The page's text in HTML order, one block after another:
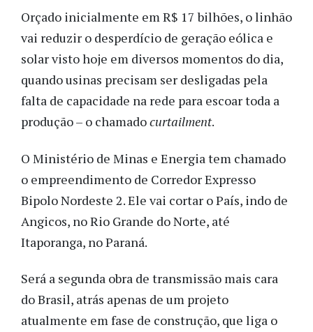
Orçado inicialmente em R$ 17 bilhões, o linhão
vai reduzir o desperdício de geração eólica e
solar visto hoje em diversos momentos do dia,
quando usinas precisam ser desligadas pela
falta de capacidade na rede para escoar toda a
produção – o chamadocurtailment.
O Ministério de Minas e Energia tem chamado
o empreendimento de Corredor Expresso
Bipolo Nordeste 2. Ele vai cortar o País, indo de
Angicos, no Rio Grande do Norte, até
Itaporanga, no Paraná.
Será a segunda obra de transmissão mais cara
do Brasil, atrás apenas de um projeto
atualmente em fase de construção, que liga o